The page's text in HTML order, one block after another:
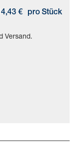
€ pro Stück
Versand.